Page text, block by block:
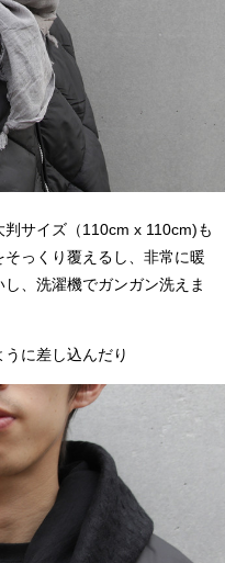
サイズ（110cm x 110cm)も
っくり覆えるし、非常に暖
、洗濯機でガンガン洗えま
に差し込んだり